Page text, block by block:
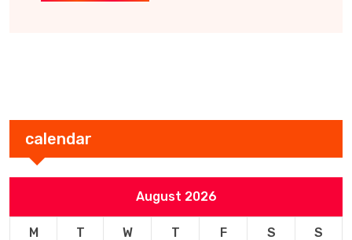
calendar
August 2026
M T W T F S S